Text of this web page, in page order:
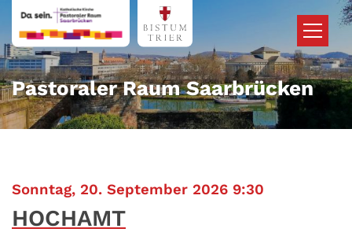
Zum Inhalt springen
Pastoraler Raum Saarbrücken
Sonntag, 20. September 2026 9:30
HOCHAMT